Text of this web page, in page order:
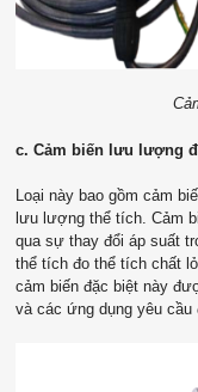
c. Cảm biến lưu lượng
Loại này bao gồm cảm
lưu lượng thể tích. Cảm
qua sự thay đổi áp suất
thể tích đo thể tích chất
cảm biến đặc biệt này
và các ứng dụng yêu cầu